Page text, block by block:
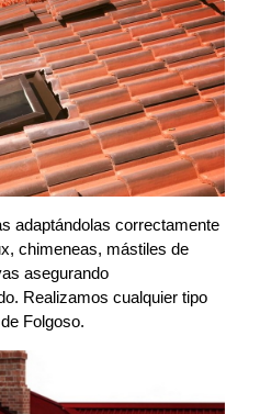
adaptándolas correctamente
chimeneas, mástiles de
asegurando
Realizamos cualquier tipo
Folgoso.